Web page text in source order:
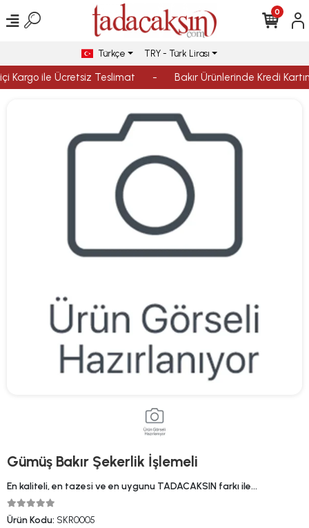
Kargo ile Ücretsiz Teslimat Bakır Ürünlerinde Kredi
0
Türkçe TRY - Türk Lirası
Gümüş Bakır Şekerlik İşlemeli
En kaliteli, en tazesi ve en uygunu TADACAKSIN farkı ile…
Ürün Kodu: SKR0005